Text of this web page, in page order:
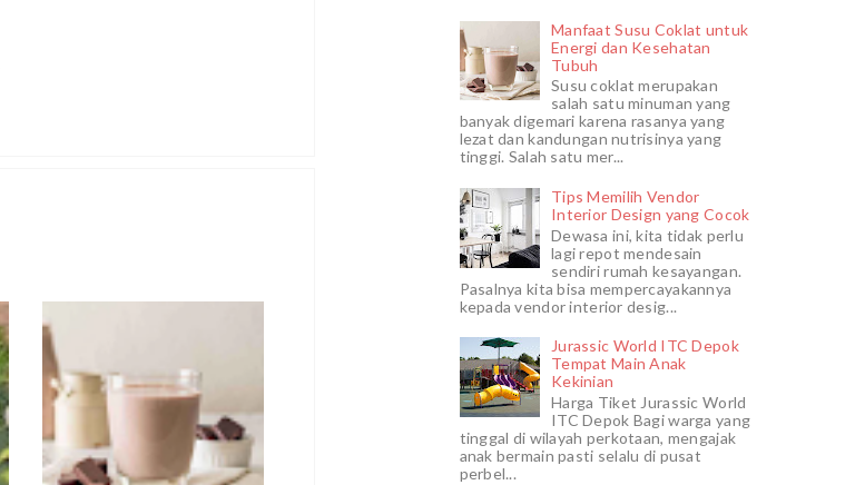
Manfaat Susu Coklat untuk
Energi dan Kesehatan
Tubuh
Susu coklat merupakan
salah satu minuman yang
banyak digemari karena rasanya yang
lezat dan kandungan nutrisinya yang
tinggi. Salah satu mer...
Tips Memilih Vendor
Interior Design yang Cocok
Dewasa ini, kita tidak perlu
lagi repot mendesain
sendiri rumah kesayangan.
Pasalnya kita bisa mempercayakannya
kepada vendor interior desig...
Jurassic World ITC Depok
Tempat Main Anak
Kekinian
Harga Tiket Jurassic World
ITC Depok Bagi warga yang
tinggal di wilayah perkotaan, mengajak
anak bermain pasti selalu di pusat
perbel...